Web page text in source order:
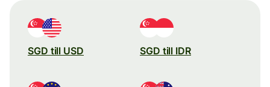
SGD till USD SGD till IDR